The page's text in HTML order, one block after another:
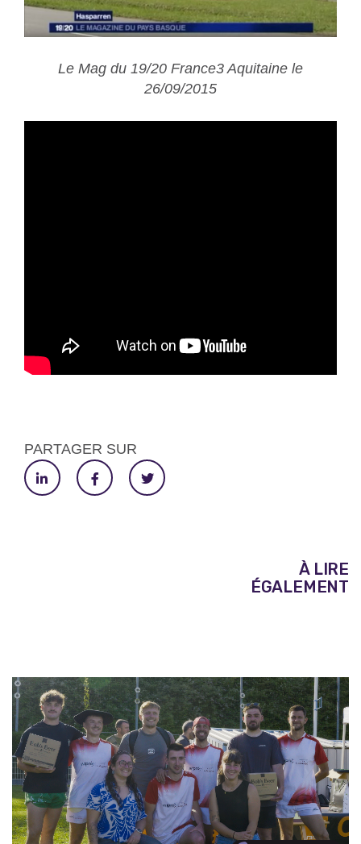
Le Mag du 19/20 France3 Aquitaine le
26/09/2015
PARTAGER SUR
À LIRE
ÉGALEMENT